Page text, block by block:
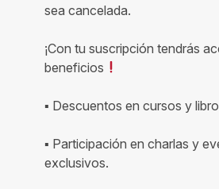
sea cancelada.
¡Con tu suscripción tendrás
beneficios
▪ Descuentos en cursos y
▪ Participación en charlas y
exclusivos.